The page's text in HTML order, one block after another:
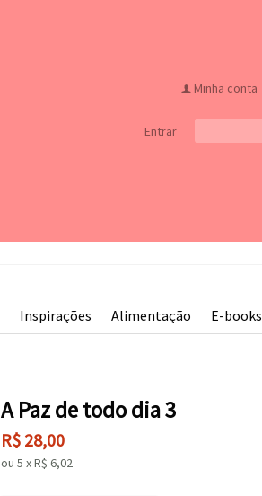
f Minha conta
Entrar
Inspirações Alimentação E-books
A Paz de todo dia 3
R$ 28,00
ou 5 xR$ 6,02